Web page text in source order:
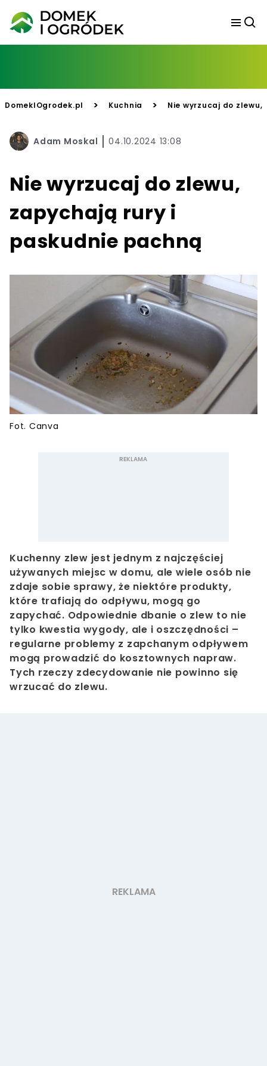
DomekIOgrodek.pl > Kuchnia > Nie wyrzucaj do
Adam Moskal 04.10.2024 13:08
Nie wyrzucaj do zlewu,
zapychają rury i
paskudnie pachną
Fot. Canva
Kuchenny zlew jest jednym z najczęściej
używanych miejsc w domu, ale wiele osób nie
zdaje sobie sprawy, że niektóre produkty,
które trafiają do odpływu, mogą go
zapychać. Odpowiednie dbanie o zlew to nie
tylko kwestia wygody, ale i oszczędności –
regularne problemy z zapchanym odpływem
mogą prowadzić do kosztownych napraw.
Tych rzeczy zdecydowanie nie powinno się
wrzucać do zlewu.